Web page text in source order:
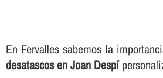
En Fervalles sabemos la
desatascos en Joan Despí